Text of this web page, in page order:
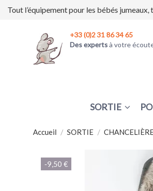
Tout l’équipement pour les bébés jumeaux,
+33 (0)2 31 86 34 65
Des expertsà votre
SORTIE
Accueil SORTIE
-9,50 €